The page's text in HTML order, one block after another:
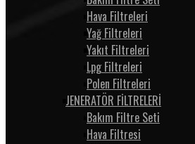
Hava Filtreleri
Yağ Filtreleri
Yakıt Filtreleri
Lpg Filtreleri
Polen Filtreleri
JENERATÖR FİLTRELERİ
Bakım Filtre Seti
Hava Filtresi